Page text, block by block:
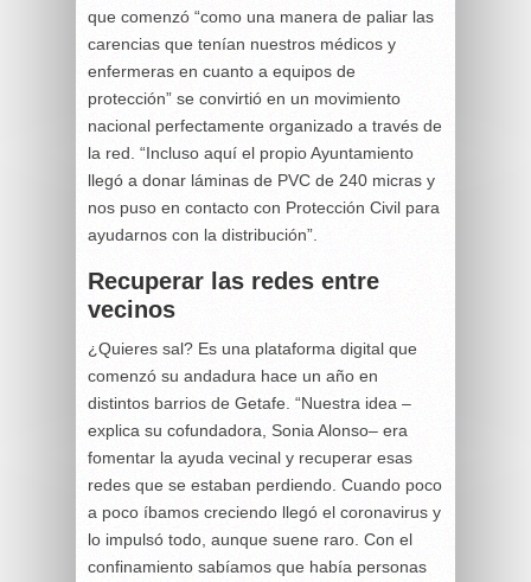
que comenzó “como una manera de paliar las
carencias que tenían nuestros médicos y
enfermeras en cuanto a equipos de
protección” se convirtió en un movimiento
nacional perfectamente organizado a través de
la red. “Incluso aquí el propio Ayuntamiento
llegó a donar láminas de PVC de 240 micras y
nos puso en contacto con Protección Civil para
ayudarnos con la distribución”.
Recuperar las redes entre
vecinos
¿Quieres sal? Es una plataforma digital que
comenzó su andadura hace un año en
distintos barrios de Getafe. “Nuestra idea –
explica su cofundadora, Sonia Alonso– era
fomentar la ayuda vecinal y recuperar esas
redes que se estaban perdiendo. Cuando poco
a poco íbamos creciendo llegó el coronavirus y
lo impulsó todo, aunque suene raro. Con el
confinamiento sabíamos que había personas